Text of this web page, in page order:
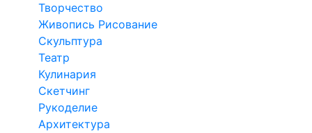
Творчество
Живопись Рисование
Скульптура
Театр
Кулинария
Скетчинг
Рукоделие
Архитектура